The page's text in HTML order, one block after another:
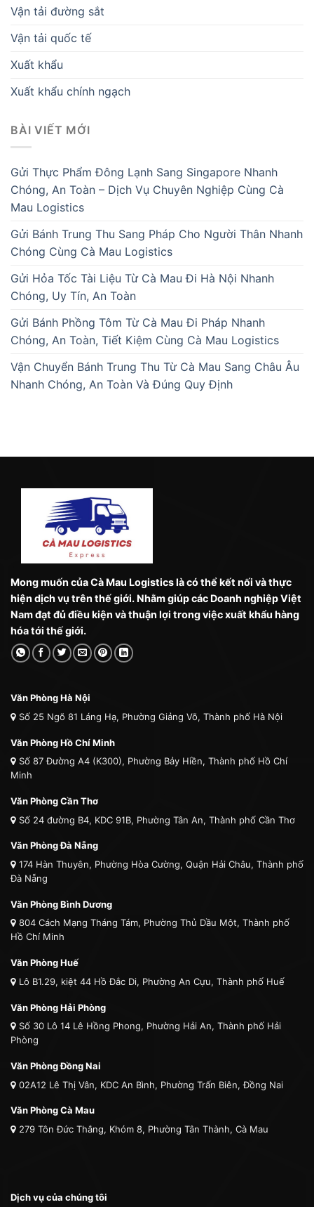
Vận tải đường sắt
Vận tải quốc tế
Xuất khẩu
Xuất khẩu chính ngạch
BÀI VIẾT MỚI
Gửi Thực Phẩm Đông Lạnh Sang Singapore Nhanh
Chóng, An Toàn – Dịch Vụ Chuyên Nghiệp Cùng Cà
Mau Logistics
Gửi Bánh Trung Thu Sang Pháp Cho Người Thân Nhanh
Chóng Cùng Cà Mau Logistics
Gửi Hỏa Tốc Tài Liệu Từ Cà Mau Đi Hà Nội Nhanh
Chóng, Uy Tín, An Toàn
Gửi Bánh Phồng Tôm Từ Cà Mau Đi Pháp Nhanh
Chóng, An Toàn, Tiết Kiệm Cùng Cà Mau Logistics
Vận Chuyển Bánh Trung Thu Từ Cà Mau Sang Châu Âu
Nhanh Chóng, An Toàn Và Đúng Quy Định
Mong muốn của Cà Mau Logistics là có thể kết nối và thực
hiện dịch vụ trên thế giới. Nhằm giúp các Doanh nghiệp Việt
Nam đạt đủ điều kiện và thuận lợi trong việc xuất khẩu hàng
hóa tới thế giới.
Văn Phòng Hà Nội
Số 25 Ngõ 81 Láng Hạ, Phường Giảng Võ, Thành phố Hà Nội
Văn Phòng Hồ Chí Minh
Số 87 Đường A4 (K300), Phường Bảy Hiền, Thành phố Hồ Chí
Minh
Văn Phòng Cần Thơ
Số 24 đường B4, KDC 91B, Phường Tân An, Thành phố Cần Thơ
Văn Phòng Đà Nẵng
174 Hàn Thuyên, Phường Hòa Cường, Quận Hải Châu, Thành phố
Đà Nẵng
Văn Phòng Bình Dương
804 Cách Mạng Tháng Tám, Phường Thủ Dầu Một, Thành phố
Hồ Chí Minh
Văn Phòng Huế
Lô B1.29, kiệt 44 Hồ Đắc Di, Phường An Cựu, Thành phố Huế
Văn Phòng Hải Phòng
Số 30 Lô 14 Lê Hồng Phong, Phường Hải An, Thành phố Hải
Phòng
Văn Phòng Đồng Nai
02A12 Lê Thị Vân, KDC An Bình, Phường Trấn Biên, Đồng Nai
Văn Phòng Cà Mau
279 Tôn Đức Thắng, Khóm 8, Phường Tân Thành, Cà Mau
Dịch vụ của chúng tôi